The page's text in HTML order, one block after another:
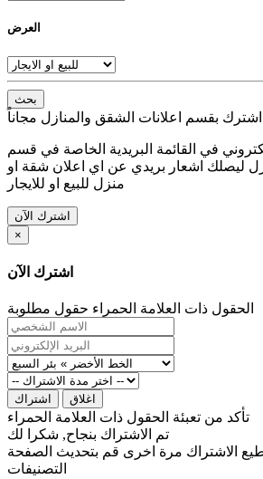
العرض
بحث
في القائمة البريدية الخاصة في قسم
ليصلك اشعار بريدي عن اي اعلان شقة او
منزل للبيع او للايجار
اشترك الآن
×
اشترك الآن
الحقول ذات العلامة الحمراء حقول مطلوبة
اشتراك اغلاق
تأكد من تعبئة الحقول ذات العلامة الحمراء
تم الاشتراك بنجاح, شكرا لك
الاشتراك مرة اخرى قم بتحديث الصفحة
التصنيفات